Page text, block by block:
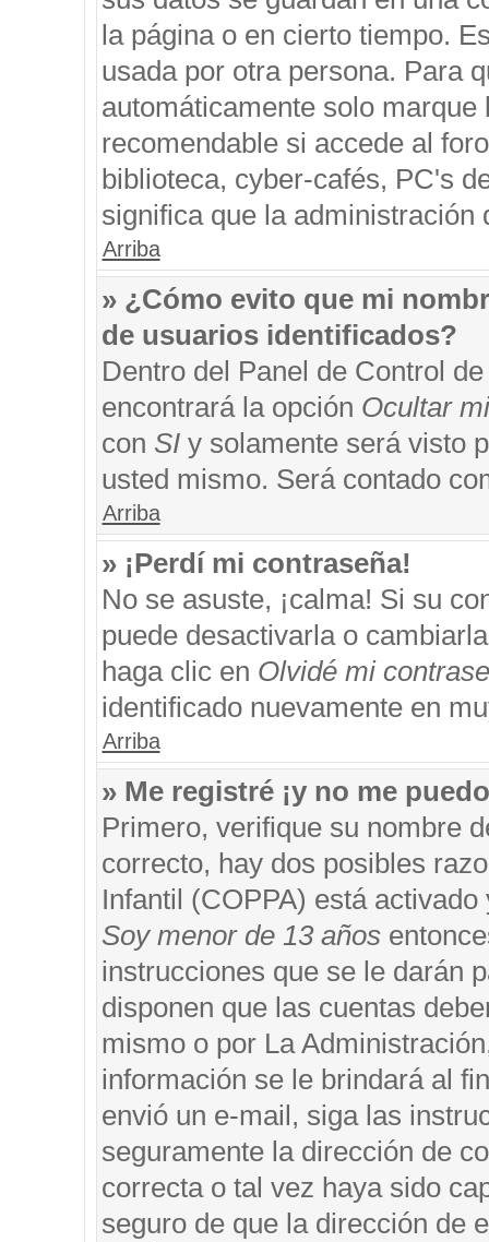
la página o en cierto tiempo.
usada por otra persona. Para
automáticamente solo
recomendable si accede al
biblioteca, cyber-cafés, PC's
significa que la administración
Arriba
» ¿Cómo evito que mi
de usuarios identificados?
Dentro del Panel de Control
encontrará la opción Ocultar
con SIy solamente será visto
usted mismo. Será contado
Arriba
» ¡Perdí mi contraseña!
No se asuste, ¡calma! Si su
puede desactivarla o
haga clic en Olvidé mi
identificado nuevamente en
Arriba
» Me registré ¡y no me
Primero, verifique su nombre
correcto, hay dos posibles
Infantil (COPPA) está
Soy menor de 13 años
instrucciones que se le darán
disponen que las cuentas
mismo o por La
información se le brindará al
envió un e-mail, siga las
seguramente la dirección de
correcta o tal vez haya sido
seguro de que la dirección de